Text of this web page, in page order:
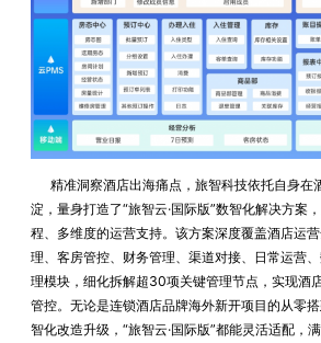
精准洞察酒店出海痛点，旅智科技依托自身在
淀，量身打造了“旅智云·国际版”数智化解决方案
程、多维度的运营支持。该方案深度覆盖酒店运
理、客房管控、财务管理、渠道对接、日常运营
理模块，细化拆解超30项关键管理节点，实现酒
管控。无论是连锁酒店品牌海外新开项目的从零
智化改造升级，“旅智云·国际版”都能灵活适配，